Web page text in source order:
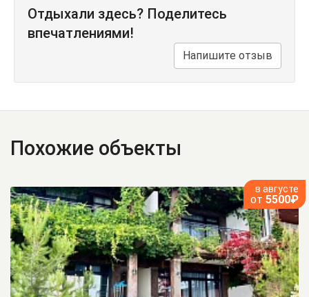
Отдыхали здесь? Поделитесь
впечатлениями!
Напишите отзыв
Похожие объекты
в августе
от 5500₽